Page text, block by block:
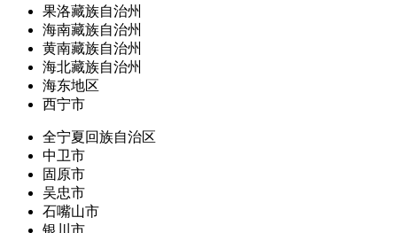
果洛藏族自治州
海南藏族自治州
黄南藏族自治州
海北藏族自治州
海东地区
西宁市
全宁夏回族自治区
中卫市
固原市
吴忠市
石嘴山市
银川市